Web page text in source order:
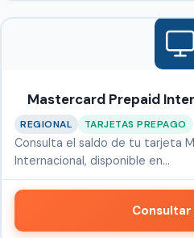
Mastercard Prepaid
REGIONAL TARJETAS PREPAGO
Consulta el saldo de tu tarjeta
Internacional, disponible en…
Consultar